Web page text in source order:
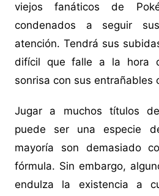
viejos fanáticos de
condenados a seguir
atención. Tendrá sus
difícil que falle a la hora
sonrisa con sus entrañables
Jugar a muchos títulos
puede ser una especie
mayoría son demasiado
fórmula. Sin embargo,
endulza la existencia a